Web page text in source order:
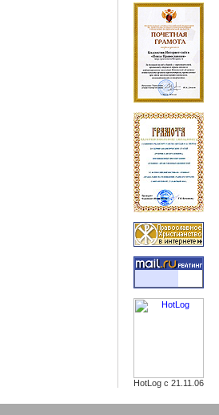
HotLog с 21.11.06